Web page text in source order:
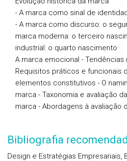
- A marca como sinal de
- A marca como discurso: o
marca moderna: o terceiro
industrial: o quarto nascimento
A marca emocional -
Requisitos práticos e funcionais
elementos constitutivos - O
marca - Taxonomia e avaliação
marca - Abordagens à avaliação
Bibliografia
Design e Estratégias Empresariais,